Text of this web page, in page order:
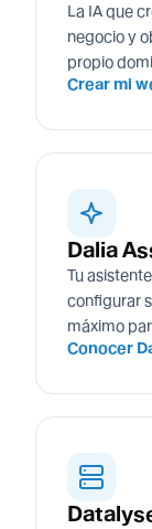
La IA que
negocio y
propio
Crear mi
Dalia
Tu
configurar
máximo
Conocer